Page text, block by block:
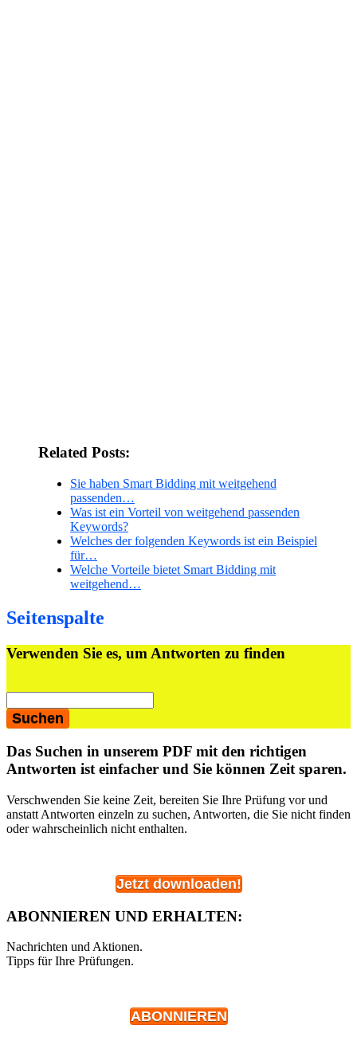
Related Posts:
Sie haben Smart Bidding mit weitgehend
passenden…
Was ist ein Vorteil von weitgehend passenden
Keywords?
Welches der folgenden Keywords ist ein Beispiel
für…
Welche Vorteile bietet Smart Bidding mit
weitgehend…
Seitenspalte
Verwenden Sie es, um Antworten zu finden
Das Suchen in unserem PDF mit den richtigen
Antworten ist einfacher und Sie können Zeit sparen.
Verschwenden Sie keine Zeit, bereiten Sie Ihre Prüfung vor und
anstatt Antworten einzeln zu suchen, Antworten, die Sie nicht finden
oder wahrscheinlich nicht enthalten.
Jetzt downloaden!
ABONNIEREN UND ERHALTEN:
Nachrichten und Aktionen.
Tipps für Ihre Prüfungen.
ABONNIEREN